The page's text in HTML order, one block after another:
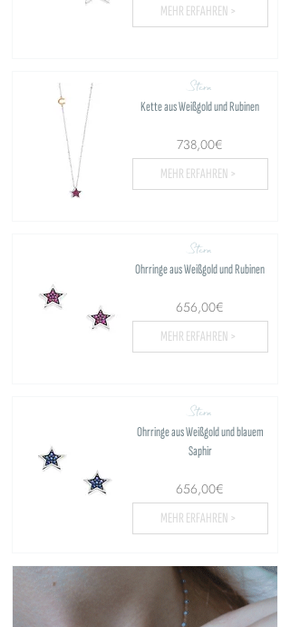
MEHR ERFAHREN >
Stern
Kette aus Weißgold und Rubinen
738,00€
MEHR ERFAHREN >
Stern
Ohrringe aus Weißgold und Rubinen
656,00€
MEHR ERFAHREN >
Stern
Ohrringe aus Weißgold und blauem
Saphir
656,00€
MEHR ERFAHREN >